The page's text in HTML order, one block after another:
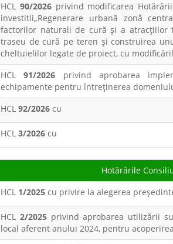
HCL 90/2026 privind modificarea
investitii„Regenerare urbană zonă
factorilor naturali de cură și a atracțiilor
traseu de cură pe teren și construirea
cheltuielilor legate de proiect, cu
HCL91/2026 privind aprobarea
echipamente pentru întreținerea
HCL 92/2026 cu
HCL 3/2026 cu
Hotărârile
HCL 1/2025 cu privire la alegerea
HCL 2/2025privind aprobarea utilizării
local aferent anului 2024, pentru